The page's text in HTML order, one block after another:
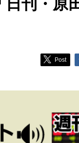
Post